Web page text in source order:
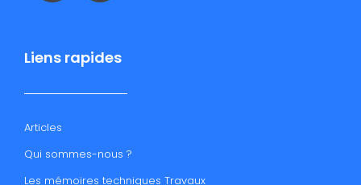
Liens rapides
Articles
Qui sommes-nous ?
Les mémoires techniques Travaux